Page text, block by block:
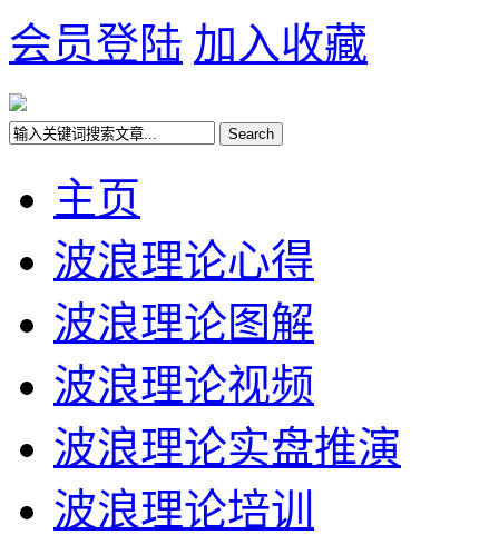
会员登陆 加入收藏
主页
波浪理论心得
波浪理论图解
波浪理论视频
波浪理论实盘推演
波浪理论培训